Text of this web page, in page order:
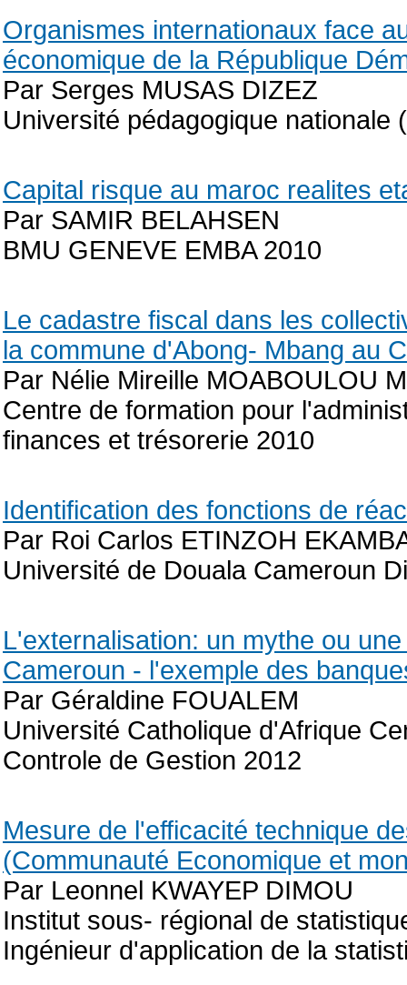
Organismes internationaux face
économique de la République
Par Serges MUSAS DIZEZ
Université pédagogique nationale
Capital risque au maroc realites
Par SAMIR BELAHSEN
BMU GENEVE EMBA 2010
Le cadastre fiscal dans les
la commune d'Abong- Mbang au
Par Nélie Mireille MOABOULOU
Centre de formation pour
finances et trésorerie 2010
Identification des fonctions de
Par Roi Carlos ETINZOH
Université de Douala Cameroun
L'externalisation: un mythe ou
Cameroun - l'exemple des
Par Géraldine FOUALEM
Université Catholique d'Afrique
Controle de Gestion 2012
Mesure de l'efficacité technique
(Communauté Economique et
Par Leonnel KWAYEP DIMOU
Institut sous- régional de
Ingénieur d'application de la